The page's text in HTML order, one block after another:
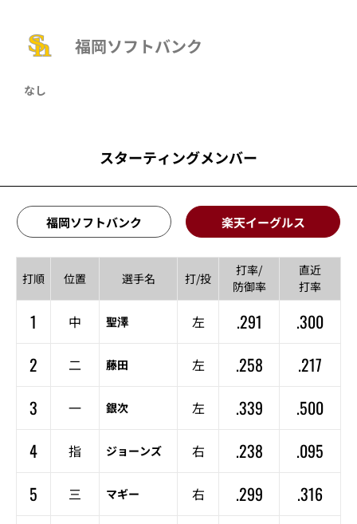
福岡ソフトバンク
なし
スターティングメンバー
福岡ソフトバンク 楽天イーグルス
打順 位置 選手名 打/投
打率/
防御率
直近
打率
1 中 聖澤 左 .291
.300
2
二 藤田 左 .258
.217
3
一 銀次 左 .339
.500
4
指 ジョーンズ 右 .238
.095
5
三 マギー 右 .299
.316